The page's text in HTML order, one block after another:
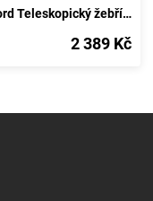
Beckford Teleskopický žebřík, 320 x 81 x 8 cm
2 389 Kč